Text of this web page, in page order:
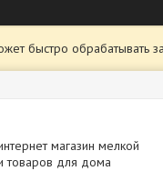
быстро обрабатывать
магазин мелкой
товаров для дома